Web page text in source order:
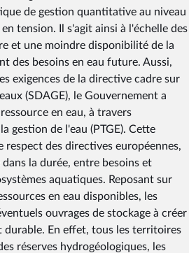
de gestion quantitative au niveau
tension. Il s'agit ainsi à l'échelle des
et une moindre disponibilité de la
des besoins en eau future. Aussi,
exigences de la directive cadre sur
(SDAGE), le Gouvernement a
en eau, à travers
gestion de l'eau (PTGE). Cette
respect des directives européennes,
la durée, entre besoins et
aquatiques. Reposant sur
en eau disponibles, les
ouvrages de stockage à créer
durable. En effet, tous les territoires
réserves hydrogéologiques, les